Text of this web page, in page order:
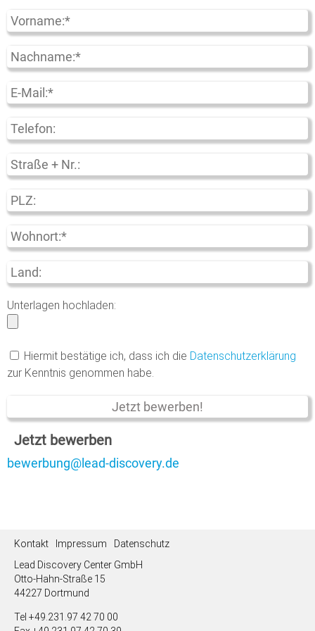
Unterlagen hochladen:
Hiermit bestätige ich, dass ich die Datenschutzerklärung
zur Kenntnis genommen habe.
Jetzt bewerben
bewerbung@lead-discovery.de
Lead Discovery Center GmbH
Otto-Hahn-Straße 15
44227 Dortmund
Tel +49.231.97 42 70 00
Kontakt Impressum Datenschutz